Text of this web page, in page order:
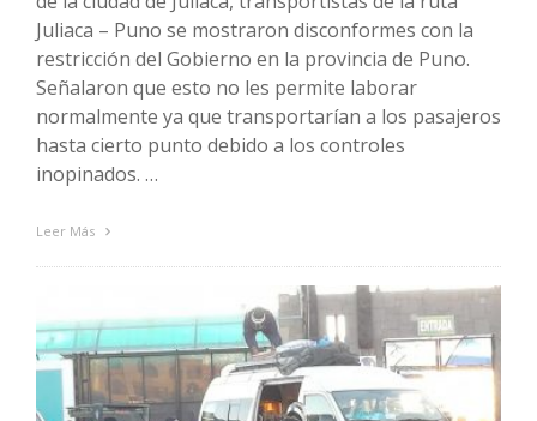
Juliaca – Puno se mostraron disconformes con la
restricción del Gobierno en la provincia de Puno.
Señalaron que esto no les permite laborar
normalmente ya que transportarían a los pasajeros
hasta cierto punto debido a los controles
inopinados. …
Leer Más